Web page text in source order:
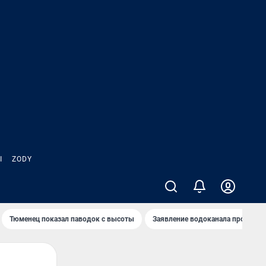
ZODY
Тюменец показал паводок с высоты Заявление водоканала про